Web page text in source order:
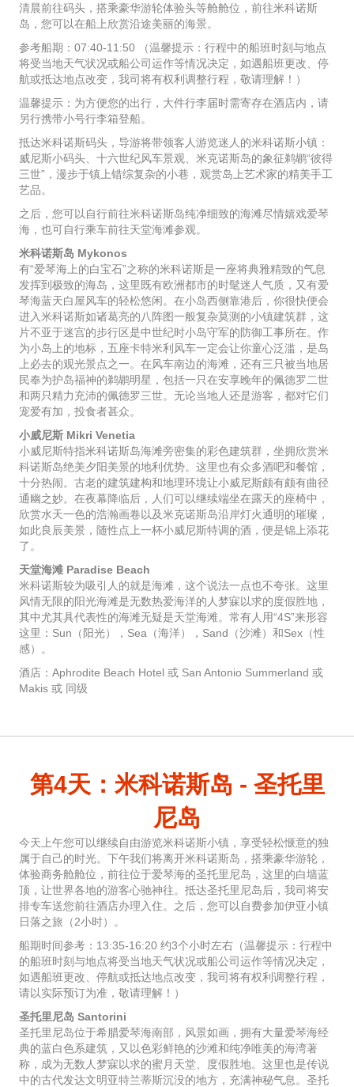
清晨前往码头，搭乘豪华游轮体验头等舱舱位，前往米科诺斯
岛，您可以在船上欣赏沿途美丽的海景。
参考船期：07:40-11:50 （温馨提示：行程中的船班时刻与地点
将受当地天气状况或船公司运作等情况决定，如遇船班更改、停
航或抵达地点改变，我司将有权利调整行程，敬请理解！）
温馨提示：为方便您的出行，大件行李届时需寄存在酒店内，请
另行携带小号行李箱登船。
抵达米科诺斯码头，导游将带领客人游览迷人的米科诺斯小镇：
威尼斯小码头、十六世纪风车景观、米克诺斯岛的象征鹈鹕“彼得
三世”，漫步于镇上错综复杂的小巷，观赏岛上艺术家的精美手工
艺品。
之后，您可以自行前往米科诺斯岛纯净细致的海滩尽情嬉戏爱琴
海，也可自行乘车前往天堂海滩参观。
米科诺斯岛 Mykonos
有“爱琴海上的白宝石”之称的米科诺斯是一座将典雅精致的气息
发挥到极致的海岛，这里既有欧洲都市的时髦迷人气质，又有爱
琴海蓝天白屋风车的轻松悠闲。在小岛西侧靠港后，你很快便会
进入米科诺斯如诸葛亮的八阵图一般复杂莫测的小镇建筑群，这
片不亚于迷宫的步行区是中世纪时小岛守军的防御工事所在。作
为小岛上的地标，五座卡特米利风车一定会让你童心泛滥，是岛
上必去的观光景点之一。在风车南边的海滩，还有三只被当地居
民奉为护岛福神的鹈鹕明星，包括一只在安享晚年的佩德罗二世
和两只精力充沛的佩德罗三世。无论当地人还是游客，都对它们
宠爱有加，投食者甚众。
小威尼斯 Mikri Venetia
小威尼斯特指米科诺斯岛海滩旁密集的彩色建筑群，坐拥欣赏米
科诺斯岛绝美夕阳美景的地利优势。这里也有众多酒吧和餐馆，
十分热闹。古老的建筑建构和地理环境让小威尼斯颇有颇有曲径
通幽之妙。在夜幕降临后，人们可以继续端坐在露天的座椅中，
欣赏水天一色的浩瀚画卷以及米克诺斯岛沿岸灯火通明的璀璨，
如此良辰美景，随性点上一杯小威尼斯特调的酒，便是锦上添花
了。
天堂海滩 Paradise Beach
米科诺斯较为吸引人的就是海滩，这个说法一点也不夸张。这里
风情无限的阳光海滩是无数热爱海洋的人梦寐以求的度假胜地，
其中尤其具代表性的海滩无疑是天堂海滩。常有人用“4S”来形容
这里：Sun（阳光），Sea（海洋），Sand（沙滩）和Sex（性
感）。
酒店：Aphrodite Beach Hotel 或 San Antonio Summerland 或
Makis 或 同级
第4天：米科诺斯岛 - 圣托里
尼岛
今天上午您可以继续自由游览米科诺斯小镇，享受轻松惬意的独
属于自己的时光。下午我们将离开米科诺斯岛，搭乘豪华游轮，
体验商务舱舱位，前往位于爱琴海的圣托里尼岛，这里的白墙蓝
顶，让世界各地的游客心驰神往。抵达圣托里尼岛后，我司将安
排专车送您前往酒店办理入住。之后，您可以自费参加伊亚小镇
日落之旅（2小时）。
船期时间参考：13:35-16:20 约3个小时左右（温馨提示：行程中
的船班时刻与地点将受当地天气状况或船公司运作等情况决定，
如遇船班更改、停航或抵达地点改变，我司将有权利调整行程，
请以实际预订为准，敬请理解！）
圣托里尼岛 Santorini
圣托里尼岛位于希腊爱琴海南部，风景如画，拥有大量爱琴海经
典的蓝白色系建筑，又以色彩鲜艳的沙滩和纯净唯美的海湾著
称，成为无数人梦寐以求的蜜月天堂、度假胜地。这里也是传说
中的古代发达文明亚特兰蒂斯沉没的地方，充满神秘气息。圣托